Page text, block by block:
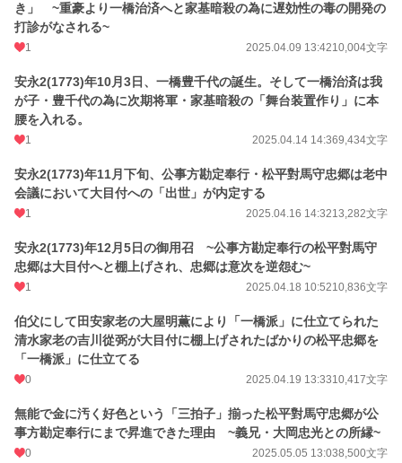
き」 ~重豪より一橋治済へと家基暗殺の為に遅効性の毒の開発の
打診がなされる~
1 2025.04.09 13:4210,004文字
安永2(1773)年10月3日、一橋豊千代の誕生。そして一橋治済は我
が子・豊千代の為に次期将軍・家基暗殺の「舞台装置作り」に本
腰を入れる。
1 2025.04.14 14:369,434文字
安永2(1773)年11月下旬、公事方勘定奉行・松平對馬守忠郷は老中
会議において大目付への「出世」が内定する
1 2025.04.16 14:3213,282文字
安永2(1773)年12月5日の御用召 ~公事方勘定奉行の松平對馬守
忠郷は大目付へと棚上げされ、忠郷は意次を逆怨む~
1 2025.04.18 10:5210,836文字
伯父にして田安家老の大屋明薫により「一橋派」に仕立てられた
清水家老の吉川從弼が大目付に棚上げされたばかりの松平忠郷を
「一橋派」に仕立てる
0 2025.04.19 13:3310,417文字
無能で金に汚く好色という「三拍子」揃った松平對馬守忠郷が公
事方勘定奉行にまで昇進できた理由 ~義兄・大岡忠光との所縁~
0 2025.05.05 13:038,500文字